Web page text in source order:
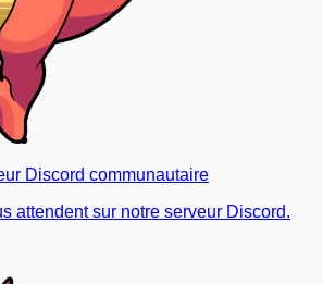
Discord communautaire
attendent sur notre serveur Discord.